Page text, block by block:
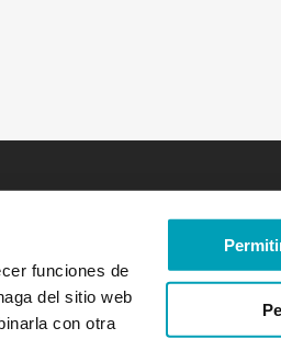
funciones de
del sitio web
con otra